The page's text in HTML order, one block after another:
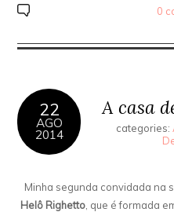
0
22
AGO
2014
A casa
categories:
Minha segunda convidada na
Helô Righetto , que é formada